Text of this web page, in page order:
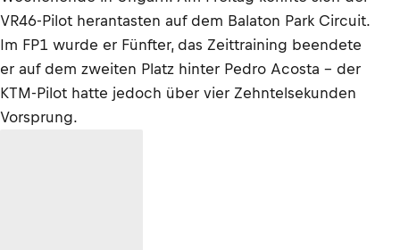
VR46-Pilot herantasten auf dem Balaton Park Circuit.
Im FP1 wurde er Fünfter, das Zeittraining beendete
er auf dem zweiten Platz hinter Pedro Acosta – der
KTM-Pilot hatte jedoch über vier Zehntelsekunden
Vorsprung.